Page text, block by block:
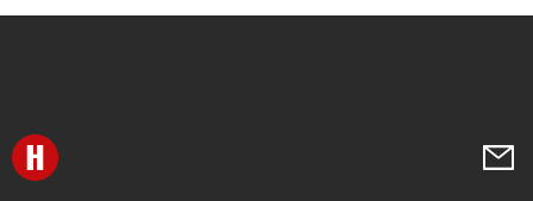
Перейти на главную